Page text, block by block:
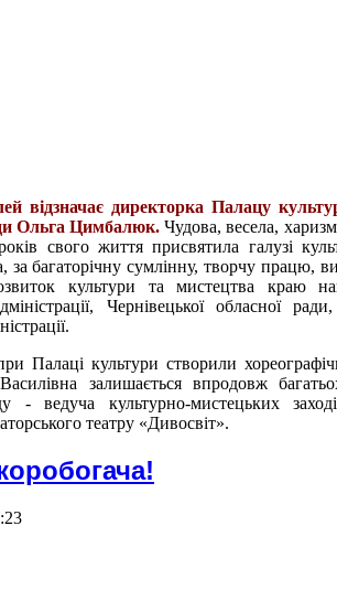
відзначає директорка Палацу
Ольга Цимбалюк. Чудова, весела,
cвого життя присвятила галузі
багаторічну сумлінну, творчу працю,
культури та мистецтва краю
Чернівецької обласної
Палаці культури створили
залишається впродовж
ведуча культурно-мистецьких
театру «Дивосвіт».